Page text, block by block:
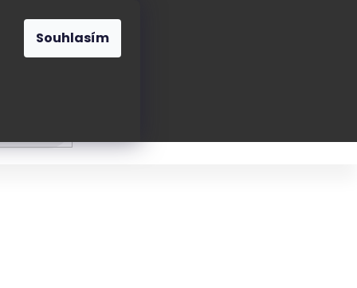
Souhlasím